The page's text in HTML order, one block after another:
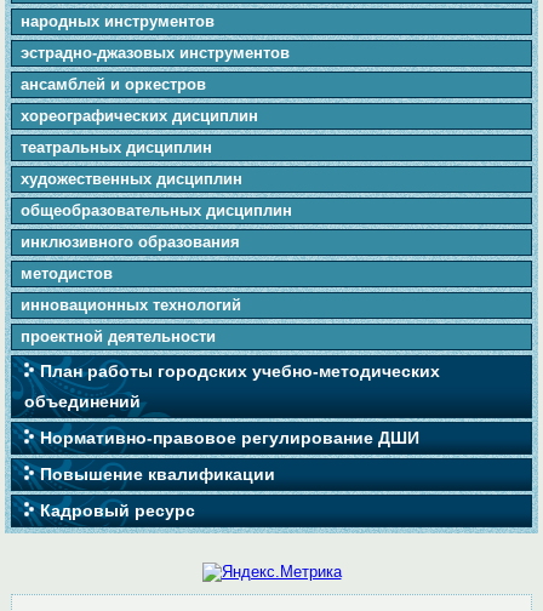
народных инструментов
эстрадно-джазовых инструментов
ансамблей и оркестров
хореографических дисциплин
театральных дисциплин
художественных дисциплин
общеобразовательных дисциплин
инклюзивного образования
методистов
инновационных технологий
проектной деятельности
План работы городских учебно-методических
объединений
Нормативно-правовое регулирование ДШИ
Повышение квалификации
Кадровый ресурс